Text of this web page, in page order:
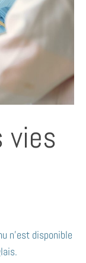
vies
n’est disponible